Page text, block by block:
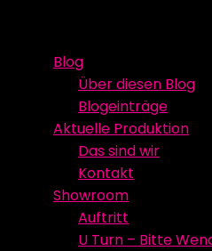
contentBlog
Über diesen Blog
Blogeinträge
Aktuelle Produktion
Das sind wir
Kontakt
Showroom
Auftritt
U Turn – Bitte